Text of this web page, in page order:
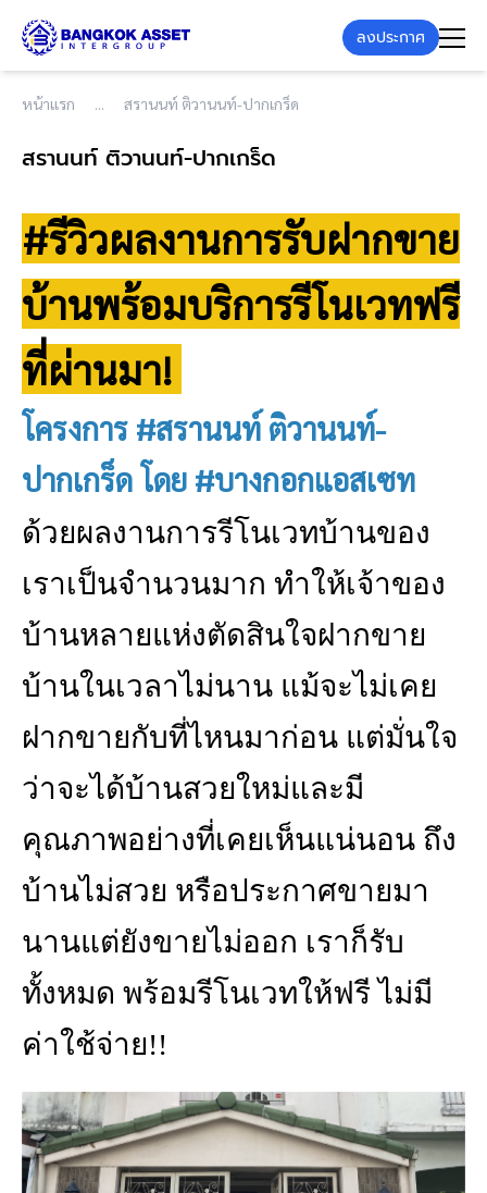
ลงประกาศ
หน้าแรก สรานนท์ ติวานนท์-ปากเกร็ด
สรานนท์ ติวานนท์-ปากเกร็ด
#รีวิวผลงานการรับฝากขาย
บ้านพร้อมบริการรีโนเวทฟรี
ที่ผ่านมา!
โครงการ #สรานนท์ ติวานนท์-
ปากเกร็ด โดย #บางกอกแอสเซท
ด้วยผลงานการรีโนเวทบ้านของ
เราเป็นจำนวนมาก ทำให้เจ้าของ
บ้านหลายแห่งตัดสินใจฝากขาย
บ้านในเวลาไม่นาน แม้จะไม่เคย
ฝากขายกับที่ไหนมาก่อน แต่มั่นใจ
ว่าจะได้บ้านสวยใหม่และมี
คุณภาพอย่างที่เคยเห็นแน่นอน ถึง
บ้านไม่สวย หรือประกาศขายมา
นานแต่ยังขายไม่ออก เราก็รับ
ทั้งหมด พร้อมรีโนเวทให้ฟรี ไม่มี
ค่าใช้จ่าย!!